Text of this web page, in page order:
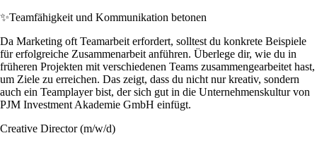
✨Teamfähigkeit und Kommunikation betonen
Da Marketing oft Teamarbeit erfordert, solltest du konkrete Beispiele
für erfolgreiche Zusammenarbeit anführen. Überlege dir, wie du in
früheren Projekten mit verschiedenen Teams zusammengearbeitet hast,
um Ziele zu erreichen. Das zeigt, dass du nicht nur kreativ, sondern
auch ein Teamplayer bist, der sich gut in die Unternehmenskultur von
PJM Investment Akademie GmbH einfügt.
Creative Director (m/w/d)